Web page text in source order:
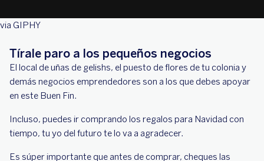
via GIPHY
Tírale paro a los pequeños negocios
El local de uñas de gelishs, el puesto de flores de tu colonia y
demás negocios emprendedores son a los que debes apoyar
en este Buen Fin.
Incluso, puedes ir comprando los regalos para Navidad con
tiempo, tu yo del futuro te lo va a agradecer.
Es súper importante que antes de comprar, cheques las